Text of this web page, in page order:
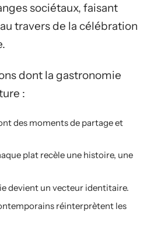
sociétaux, faisant
travers de la célébration
dont la gastronomie
:
des moments de partage et
plat recèle une histoire, une
devient un vecteur identitaire.
réinterprètent les